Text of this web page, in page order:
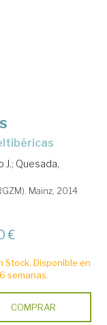
J.; Quesada,
Mainz, 2014
€
Stock. Disponible en
semanas.
COMPRAR